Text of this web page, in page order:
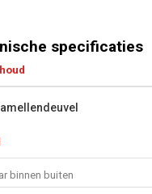
specificaties
binnen buiten